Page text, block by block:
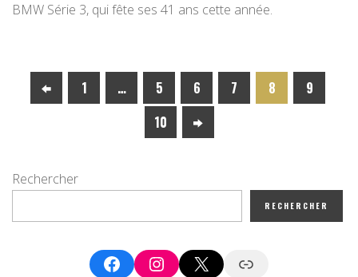
BMW Série 3, qui fête ses 41 ans cette année.
1 … 5 6 7 8
9
10
Rechercher
RECHERCHER
FacebookInstagram
X Google News